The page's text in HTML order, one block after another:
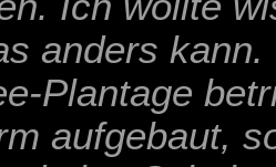
anders
Plantage
aufgebaut,